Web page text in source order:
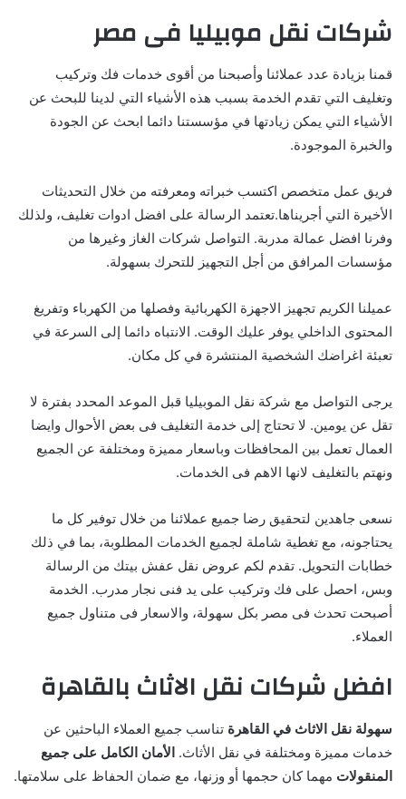
شركات نقل موبيليا فى مصر
قمنا بزيادة عدد عملائنا وأصبحنا من أقوى خدمات فك وتركيب
وتغليف التي تقدم الخدمة بسبب هذه الأشياء التي لدينا للبحث عن
الأشياء التي يمكن زيادتها في مؤسستنا دائما ابحث عن الجودة
والخبرة الموجودة.
فريق عمل متخصص اكتسب خبراته ومعرفته من خلال التحديثات
الأخيرة التي أجريناها.تعتمد الرسالة على افضل ادوات تغليف، ولذلك
وفرنا افضل عمالة مدربة. التواصل شركات الغاز وغيرها من
مؤسسات المرافق من أجل التجهيز للتحرك بسهولة.
عميلنا الكريم تجهيز الاجهزة الكهربائية وفصلها من الكهرباء وتفريغ
المحتوى الداخلي يوفر عليك الوقت. الانتباه دائما إلى السرعة في
تعبئة اغراضك الشخصية المنتشرة في كل مكان.
يرجى التواصل مع شركة نقل الموبيليا قبل الموعد المحدد بفترة لا
تقل عن يومين. لا تحتاج إلى خدمة التغليف فى بعض الأحوال وايضا
العمال تعمل بين المحافظات وباسعار مميزة ومختلفة عن الجميع
ونهتم بالتغليف لانها الاهم فى الخدمات.
نسعى جاهدين لتحقيق رضا جميع عملائنا من خلال توفير كل ما
يحتاجونه، مع تغطية شاملة لجميع الخدمات المطلوبة، بما في ذلك
خطابات التحويل. تقدم لكم عروض نقل عفش بيتك من الرسالة
وبس، احصل على فك وتركيب على يد فنى نجار مدرب. الخدمة
أصبحت تحدث فى مصر بكل سهولة، والاسعار فى متناول جميع
العملاء.
افضل شركات نقل الاثاث بالقاهرة
سهولة نقل الاثاث في القاهرة تناسب جميع العملاء الباحثين عن
خدمات مميزة ومختلفة في نقل الأثاث. الأمان الكامل على جميع
المنقولات مهما كان حجمها أو وزنها، مع ضمان الحفاظ على سلامتها.